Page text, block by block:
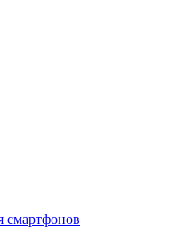
смартфонов